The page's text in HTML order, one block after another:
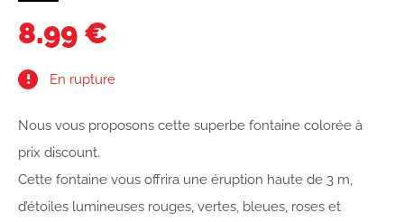
8.99 €
En rupture
Nous vous proposons cette superbe fontaine colorée à
prix discount.
Cette fontaine vous offrira une éruption haute de 3 m,
d’étoiles lumineuses rouges, vertes, bleues, roses et